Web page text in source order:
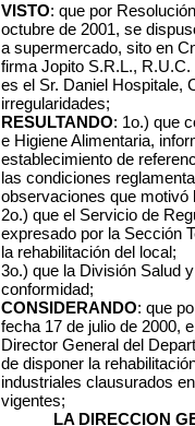
VISTO: que por
octubre de 2001, se
a supermercado, sito en
firma Jopito S.R.L.,
es el Sr. Daniel Hospitale,
irregularidades;
RESULTANDO: 1o.) que
e Higiene Alimentaria,
establecimiento de
las condiciones
observaciones que motivó
2o.) que el Servicio de
expresado por la Sección
la rehabilitación del local;
3o.) que la División Salud
conformidad;
CONSIDERANDO: que
fecha 17 de julio de 2000,
Director General del
de disponer la
industriales clausurados
vigentes;
LA DIRECCION